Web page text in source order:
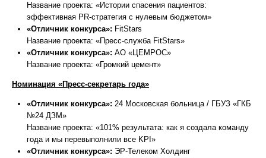
Название проекта: «Истории спасения пациентов:
эффективная PR-стратегия с нулевым бюджетом»
«Отличник конкурса»: FitStars
Название проекта: «Пресс-служба FitStars»
«Отличник конкурса»: АО «ЦЕМРОС»
Название проекта: «Громкий цемент»
Номинация «Пресс-секретарь года»
«Отличник конкурса»: 24 Московская больница / ГБУЗ «ГКБ
№24 ДЗМ»
Название проекта: «101% результата: как я создала команду
года и мы перевыполнили все KPI»
«Отличник конкурса»: ЭР-Телеком Холдинг